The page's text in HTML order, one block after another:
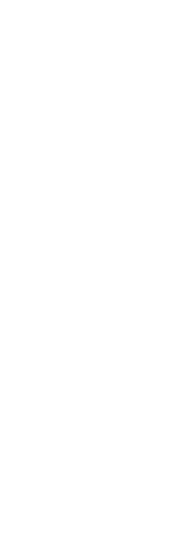
Inhalten
Statistiken oder Kombinationen von
der Angebote